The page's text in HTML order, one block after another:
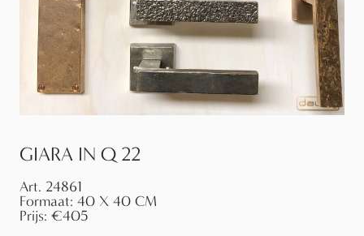
GIARA IN Q 22
Art. 24861
Formaat: 40 X 40 CM
Prijs: €405